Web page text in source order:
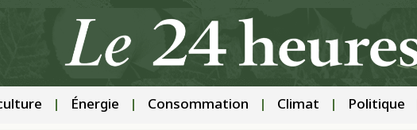
Énergie Consommation Climat Politique